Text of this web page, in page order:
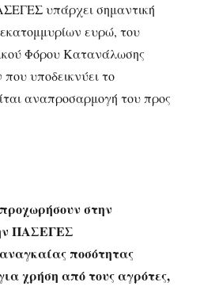
υπάρχει σημαντική
ευρώ, του
Φόρου Κατανάλωσης
υποδεικνύει το
αναπροσαρμογή του προς
στην
ΠΑΣΕΓΕΣ
ποσότητας
χρήση από τους αγρότες,